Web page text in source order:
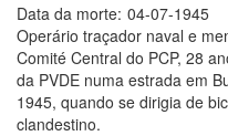
Data da morte: 04-07-1945
Operário traçador naval e
Comité Central do PCP, 28
da PVDE numa estrada em
1945, quando se dirigia de
clandestino.